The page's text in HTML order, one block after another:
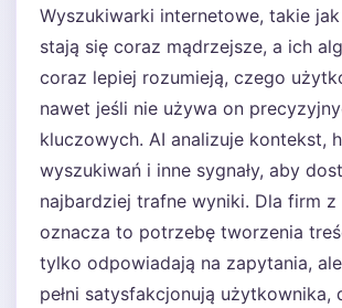
Wyszukiwarki internetowe, takie
stają się coraz mądrzejsze, a ich
coraz lepiej rozumieją, czego
nawet jeśli nie używa on
kluczowych. AI analizuje kontekst,
wyszukiwań i inne sygnały, aby
najbardziej trafne wyniki. Dla firm z
oznacza to potrzebę tworzenia
tylko odpowiadają na zapytania,
pełni satysfakcjonują użytkownika,